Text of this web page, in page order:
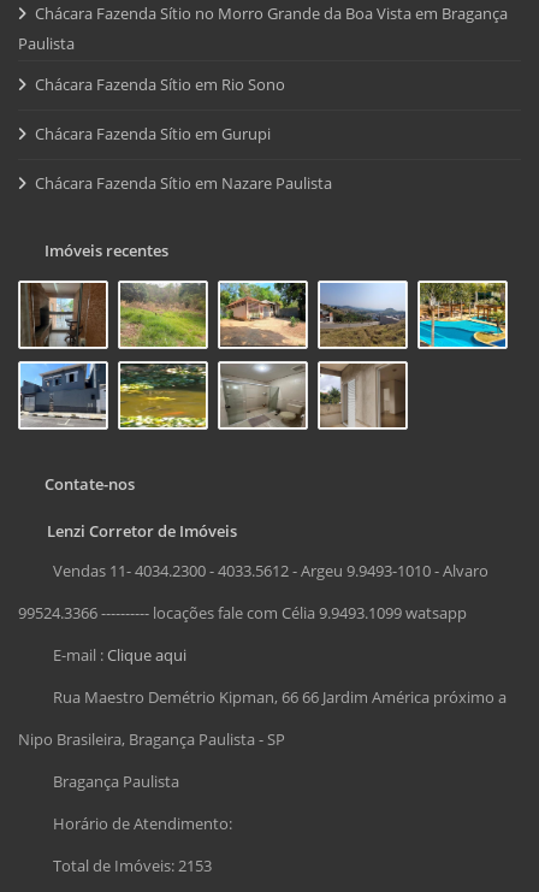
Chácara Fazenda Sítio no Morro Grande da Boa Vista em Bragança
Paulista
Chácara Fazenda Sítio em Rio Sono
Chácara Fazenda Sítio em Gurupi
Chácara Fazenda Sítio em Nazare Paulista
Imóveis recentes
Contate-nos
Lenzi Corretor de Imóveis
Vendas 11- 4034.2300 - 4033.5612 - Argeu 9.9493-1010 - Alvaro
99524.3366 ---------- locações fale com Célia 9.9493.1099 watsapp
E-mail :Clique aqui
Rua Maestro Demétrio Kipman, 66 66 Jardim América próximo a
Nipo Brasileira, Bragança Paulista - SP
Bragança Paulista
Horário de Atendimento:
Total de Imóveis: 2153